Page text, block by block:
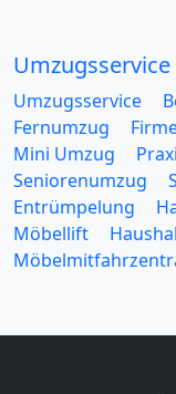
Umzugsservice
Umzugsservice
Fernumzug
Mini Umzug
Seniorenumzug
Entrümpelung
Möbellift